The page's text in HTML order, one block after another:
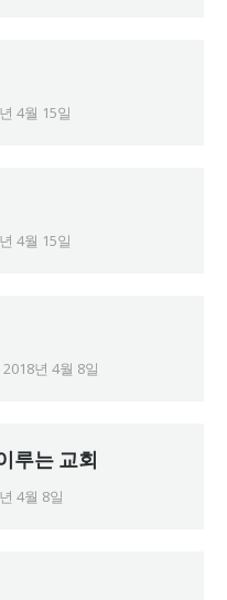
4월 15일
4월 15일
2018년 4월 8일
루는 교회
4월 8일